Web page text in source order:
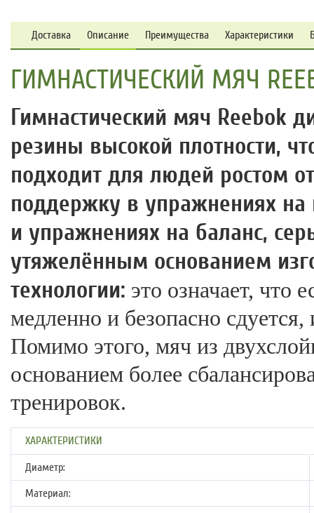
Доставка Описание Преимущества Характеристики
ГИМНАСТИЧЕСКИЙ МЯЧ
Гимнастический мяч Reebok
резины высокой плотности,
подходит для людей ростом
поддержку в упражнениях на
и упражнениях на баланс,
утяжелённым основанием
технологии: это означает, что
медленно и безопасно
Помимо этого, мяч из
основанием более
тренировок.
ХАРАКТЕРИСТИКИ
Диаметр:
Материал: